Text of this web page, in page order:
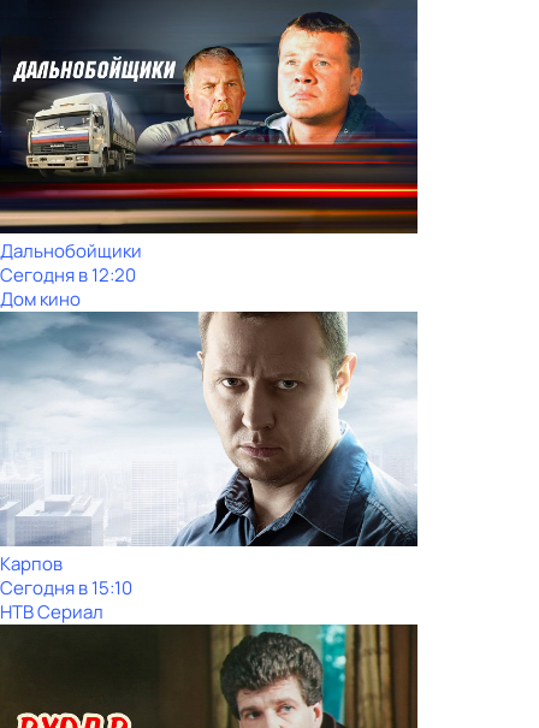
Дальнобойщики
Сегодня в 12:20
Дом кино
Карпов
Сегодня в 15:10
НТВ Сериал